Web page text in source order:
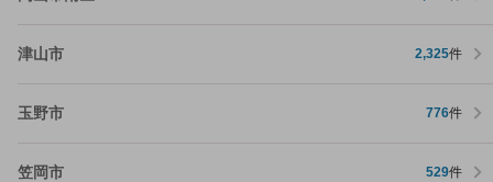
津山市 2,325件
玉野市 776件
笠岡市 529件